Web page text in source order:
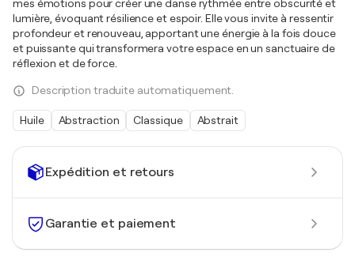
Expédition et retours
Garantie et paiement
mes émotions pour créer une danse rythmée entre obscurité et
lumière, évoquant résilience et espoir. Elle vous invite à ressentir
profondeur et renouveau, apportant une énergie à la fois douce
et puissante qui transformera votre espace en un sanctuaire de
réflexion et de force.
Description traduite automatiquement.
Huile Abstraction Classique Abstrait